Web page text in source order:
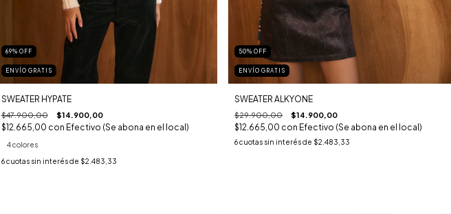
69% OFF
ENVÍO GRATIS
SWEATER HYPATE
$47.900,00 $14.900,00
$12.665,00 con Efectivo (Se abona en el local)
4 colores
6 cuotas sin interés de $2.483,33
50%OFF
ENVÍO GRATIS
SWEATER ALKYONE
$29.900,00 $14.900,00
$12.665,00 con Efectivo (Se abona en el local)
6cuotas sin interés de $2.483,33